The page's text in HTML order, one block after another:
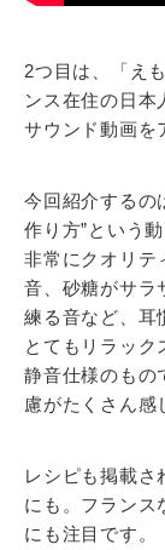
2つ目は、「え
ンス在住の日本
サウンド動画を
今回紹介するの
作り方”という
非常にクオリテ
音、砂糖がサ
練る音など、耳
とてもリラック
静音仕様のもの
慮がたくさん感
レシピも掲載さ
にも。フランス
にも注目です。